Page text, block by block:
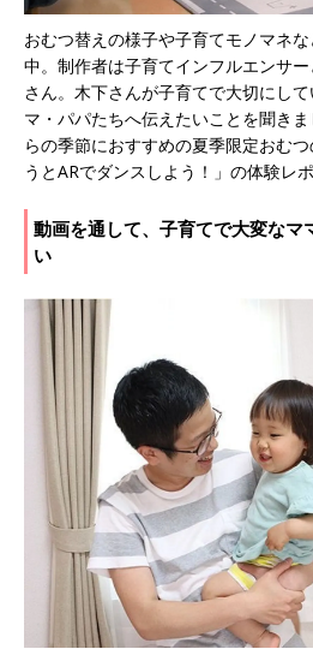
おむつ替えの様子や子育てモノマネ
中。制作者は子育てインフルエンサ
さん。木下さんが子育てで大切にし
マ・パパたちへ伝えたいことを聞き
らの季節におすすめの夏季限定おむ
うとARでダンスしよう！」の体験レ
動画を通して、子育てで大変なマ
い